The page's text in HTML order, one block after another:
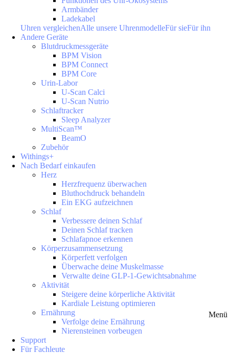
Menü
Armbänder
Ladekabel
Uhren vergleichenAlle unsere UhrenmodelleFür sieFür ihn
Andere Geräte
Blutdruckmessgeräte
BPM Vision
BPM Connect
BPM Core
Urin-Labor
U-Scan Calci
U-Scan Nutrio
Schlaftracker
Sleep Analyzer
MultiScan™
BeamO
Zubehör
Withings+
Nach Bedarf einkaufen
Herz
Herzfrequenz überwachen
Bluthochdruck behandeln
Ein EKG aufzeichnen
Schlaf
Verbessere deinen Schlaf
Deinen Schlaf tracken
Schlafapnoe erkennen
Körperzusammensetzung
Körperfett verfolgen
Überwache deine Muskelmasse
Verwalte deine GLP-1-Gewichtsabnahme
Aktivität
Steigere deine körperliche Aktivität
Kardiale Leistung optimieren
Ernährung
Verfolge deine Ernährung
Nierensteinen vorbeugen
Support
Für Fachleute